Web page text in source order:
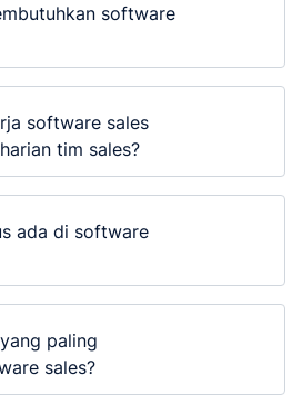
software
software sales
tim sales?
ada di software
paling
sales?